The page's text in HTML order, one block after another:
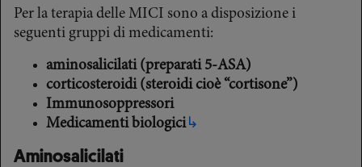
Per la terapia delle MICI sono a disposizione i
seguenti gruppi di medicamenti:
aminosalicilati (preparati 5-ASA)
corticosteroidi (steroidi cioè “cortisone”)
Immunosoppressori
Medicamenti biologici↳
Aminosalicilati